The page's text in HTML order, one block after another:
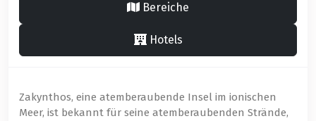
Bereiche
Hotels
Zakynthos, eine atemberaubende Insel im ionischen
Meer, ist bekannt für seine atemberaubenden Strände,